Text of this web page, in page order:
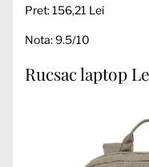
Pret: 156,21 Lei
Nota: 9.5/10
Rucsac laptop